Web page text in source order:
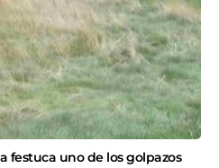
festuca uno de los golpazos